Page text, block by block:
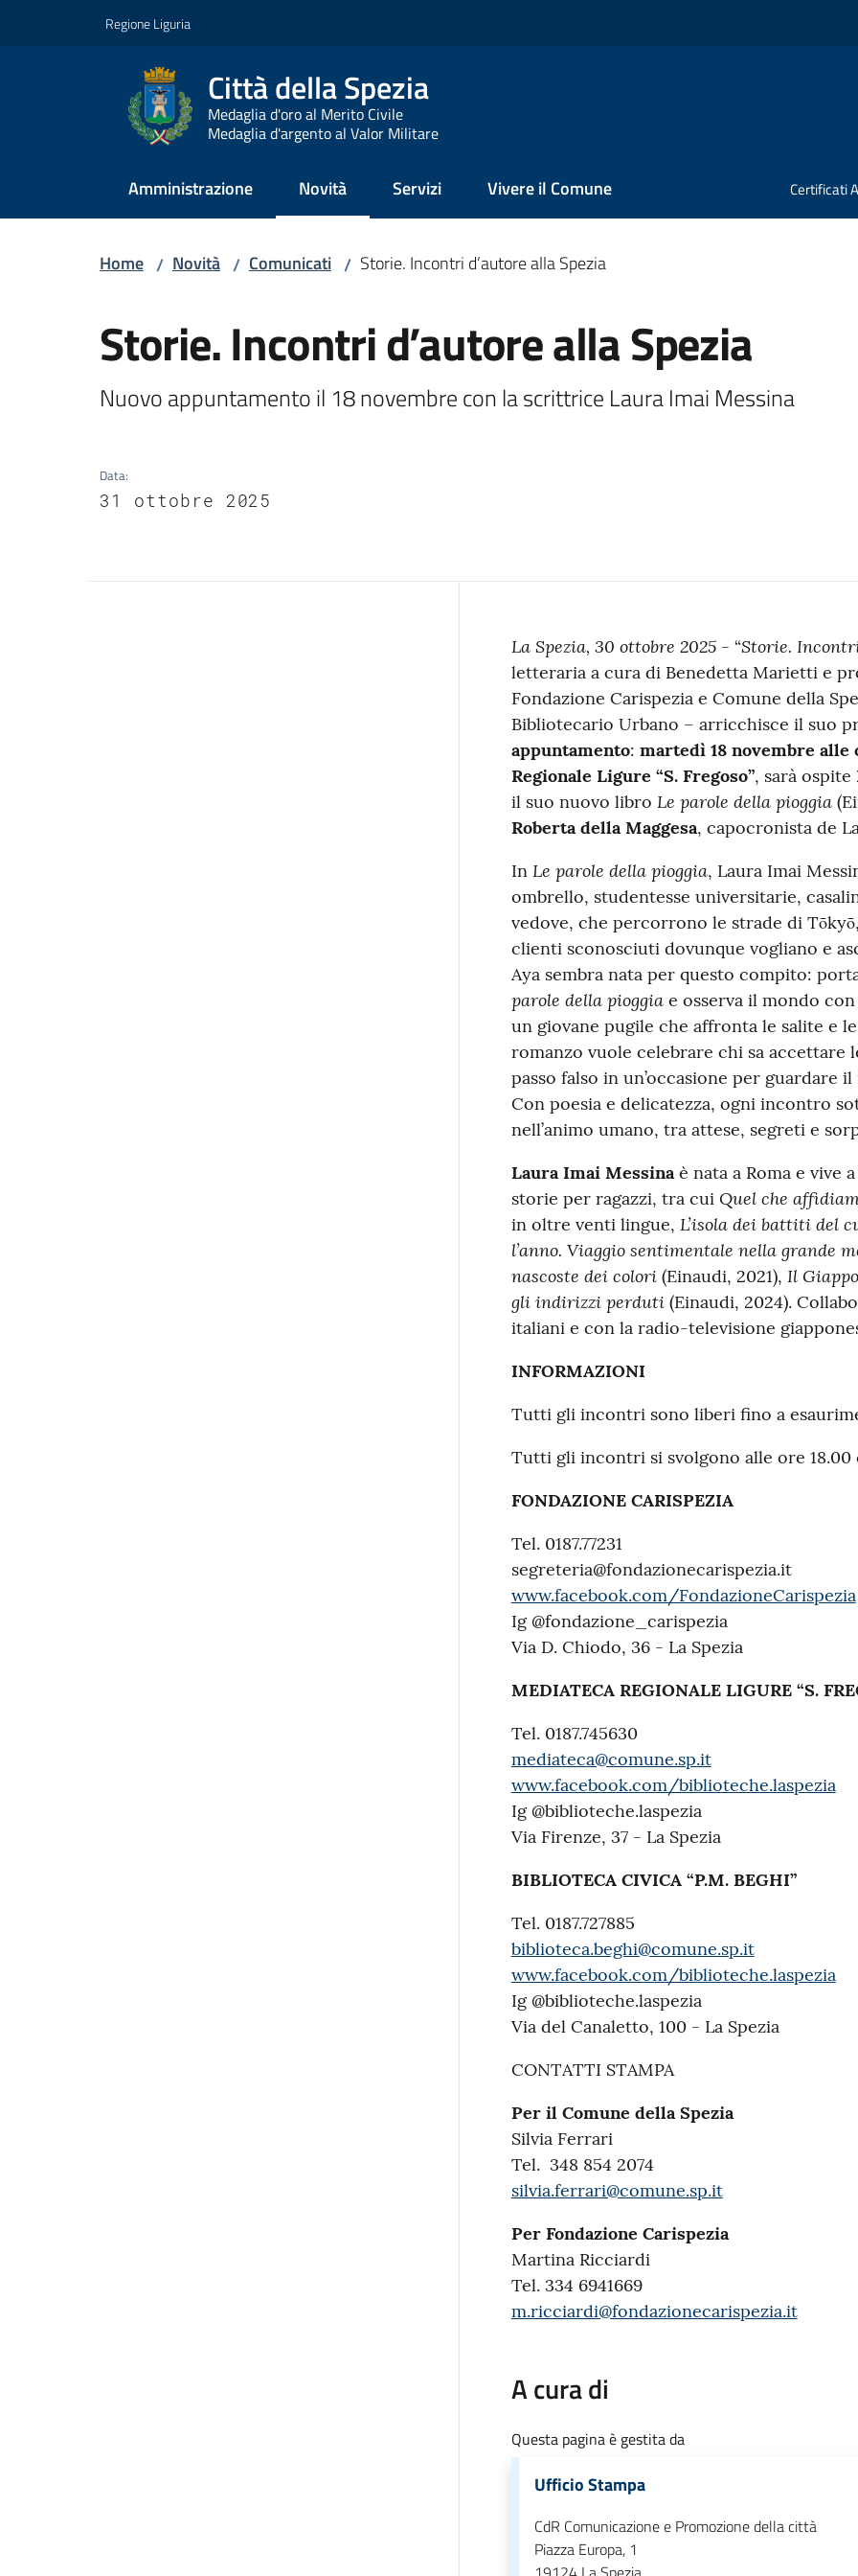
Regione Liguria
Città della Spezia
Medaglia d'oro al Merito Civile
Medaglia d'argento al Valor Militare
Amministrazione Novità
Menu selezionato
Servizi Vivere il Comune Certificati
Home / Novità / Comunicati / Storie. Incontri d’autore alla Spezia
Storie. Incontri d’autore alla Spezia
Nuovo appuntamento il 18 novembre con la scrittrice Laura Imai Messina
Data:
31 ottobre 2025
Contenuto
La Spezia, 30 ottobre 2025- “Storie.
letteraria a cura di Benedetta Marietti e
Fondazione Carispezia e Comune della
Bibliotecario Urbano – arricchisce il suo
appuntamento: martedì 18 novembre alle
Regionale Ligure “S. Fregoso”, sarà ospite
il suo nuovo libro Le parole della pioggia
Roberta della Maggesa, capocronista de
In Le parole della pioggia, Laura Imai
ombrello, studentesse universitarie,
vedove, che percorrono le strade di
clienti sconosciuti dovunque vogliano e
Aya sembra nata per questo compito:
parole della pioggiae osserva il mondo
un giovane pugile che affronta le salite e
romanzo vuole celebrare chi sa
passo falso in un’occasione per guardare
Con poesia e delicatezza, ogni incontro
nell’animo umano, tra attese, segreti e
Laura Imai Messinaè nata a Roma e vive
storie per ragazzi, tra cui Quel che
in oltre venti lingue, L’isola dei battiti del
l’anno. Viaggio sentimentale nella grande
nascoste dei colori(Einaudi, 2021), Il
gli indirizzi perduti(Einaudi, 2024).
italiani e con la radio-televisione
INFORMAZIONI
Tutti gli incontri sono liberi fino a
Tutti gli incontri si svolgono alle ore 18.00
FONDAZIONE CARISPEZIA
Tel. 0187.77231
segreteria@fondazionecarispezia.it
www.facebook.com/FondazioneCarispezia
Ig @fondazione_carispezia
Via D. Chiodo, 36 - La Spezia
MEDIATECA REGIONALE LIGURE “S.
Tel. 0187.745630
mediateca@comune.sp.it
www.facebook.com/biblioteche.laspezia
Ig @biblioteche.laspezia
Via Firenze, 37 - La Spezia
BIBLIOTECA CIVICA “P.M. BEGHI”
Tel. 0187.727885
biblioteca.beghi@comune.sp.it
www.facebook.com/biblioteche.laspezia
Ig @biblioteche.laspezia
Via del Canaletto, 100 - La Spezia
CONTATTI STAMPA
Per il Comune della Spezia
Silvia Ferrari
Tel. 348 854 2074
silvia.ferrari@comune.sp.it
Per Fondazione Carispezia
Martina Ricciardi
Tel. 334 6941669
m.ricciardi@fondazionecarispezia.it
A cura di
Questa pagina è gestita da
Ufficio Stampa
CdR Comunicazione e Promozione della città
Piazza Europa, 1